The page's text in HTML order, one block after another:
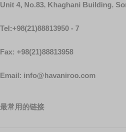
Unit 4, No.83, Khaghani Building,
Tel:+98(21)88813950 - 7
Fax: +98(21)88813958
Email: info@havaniroo.com
最常用的链接